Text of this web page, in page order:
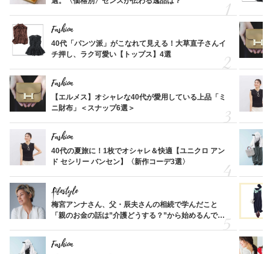
Fashion
40代「パンツ派」がこなれて見える！大草直子さんイ
チ押し、ラク可愛い【トップス】4選
Fashion
【エルメス】オシャレな40代が愛用している上品「ミ
ニ財布」＜スナップ6選＞
Fashion
40代の夏旅に！1枚でオシャレ＆快適【ユニクロ アン
ド セシリー バンセン】〈新作コーデ3選〉
Lifestyle
梅宮アンナさん、父・辰夫さんの相続で学んだこと
「親のお金の話は”介護どうする？”から始めるんで
Fashion